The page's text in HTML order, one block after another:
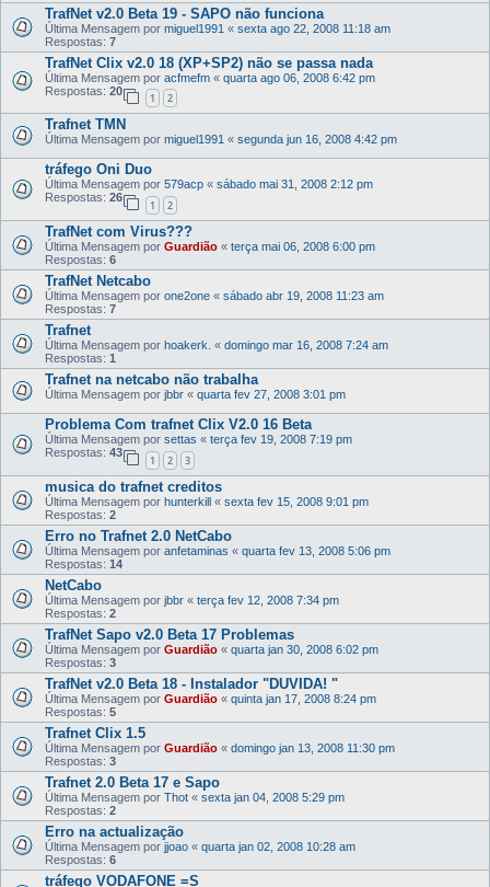
TrafNet v2.0 Beta 19 - SAPO não funciona
Última Mensagem por miguel1991 « sexta ago 22, 2008 11:18 am
Respostas: 7
TrafNet Clix v2.0 18 (XP+SP2) não se passa nada
Última Mensagem por acfmefm « quarta ago 06, 2008 6:42 pm
Respostas: 20
1 2
Trafnet TMN
Última Mensagem por miguel1991 « segunda jun 16, 2008 4:42 pm
tráfego Oni Duo
Última Mensagem por 579acp « sábado mai 31, 2008 2:12 pm
Respostas: 26
1 2
TrafNet com Virus???
Última Mensagem por Guardião « terça mai 06, 2008 6:00 pm
Respostas: 6
TrafNet Netcabo
Última Mensagem por one2one « sábado abr 19, 2008 11:23 am
Respostas: 7
Trafnet
Última Mensagem por hoakerk. « domingo mar 16, 2008 7:24 am
Respostas: 1
Trafnet na netcabo não trabalha
Última Mensagem por jbbr « quarta fev 27, 2008 3:01 pm
Problema Com trafnet Clix V2.0 16 Beta
Última Mensagem por settas « terça fev 19, 2008 7:19 pm
Respostas: 43
1 2 3
musica do trafnet creditos
Última Mensagem por hunterkill « sexta fev 15, 2008 9:01 pm
Respostas: 2
Erro no Trafnet 2.0 NetCabo
Última Mensagem por anfetaminas « quarta fev 13, 2008 5:06 pm
Respostas: 14
NetCabo
Última Mensagem por jbbr « terça fev 12, 2008 7:34 pm
Respostas: 2
TrafNet Sapo v2.0 Beta 17 Problemas
Última Mensagem por Guardião « quarta jan 30, 2008 6:02 pm
Respostas: 3
TrafNet v2.0 Beta 18 - Instalador "DUVIDA! "
Última Mensagem por Guardião « quinta jan 17, 2008 8:24 pm
Respostas: 5
Trafnet Clix 1.5
Última Mensagem por Guardião « domingo jan 13, 2008 11:30 pm
Respostas: 3
Trafnet 2.0 Beta 17 e Sapo
Última Mensagem por Thot « sexta jan 04, 2008 5:29 pm
Respostas: 2
Erro na actualização
Última Mensagem por jjoao « quarta jan 02, 2008 10:28 am
Respostas: 6
tráfego VODAFONE =S